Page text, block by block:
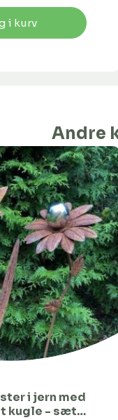
i kurv
Andre
i jern med
kugle - sæt